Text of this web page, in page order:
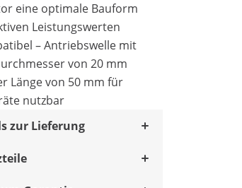
eine optimale Bauform
Leistungswerten
– Antriebswelle mit
von 20 mm
Länge von 50 mm für
nutzbar
zur Lieferung